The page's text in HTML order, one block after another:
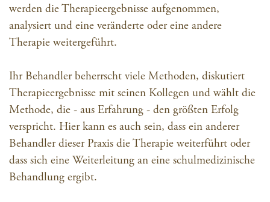
werden die Therapieergebnisse aufgenommen,
analysiert und eine veränderte oder eine andere
Therapie weitergeführt.
Ihr Behandler beherrscht viele Methoden, diskutiert
Therapieergebnisse mit seinen Kollegen und wählt die
Methode, die - aus Erfahrung - den größten Erfolg
verspricht. Hier kann es auch sein, dass ein anderer
Behandler dieser Praxis die Therapie weiterführt oder
dass sich eine Weiterleitung an eine schulmedizinische
Behandlung ergibt.